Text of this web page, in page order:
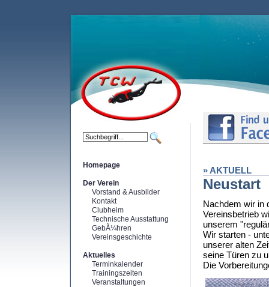
Homepage
Der Verein
Vorstand & Ausbilder
Kontakt
Clubheim
Technische Ausstattung
GebÃ¼hren
Vereinsgeschichte
Aktuelles
Terminkalender
Trainingszeiten
Veranstaltungen
» AKTUELL
Neustart
Nachdem wir in
Vereinsbetrieb
unserem
Wir starten -
unserer alten
seine Türen zu
Die